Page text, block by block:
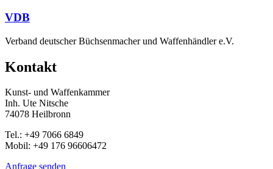
VDB
Verband deutscher Büchsenmacher und Waffenhändler e.V.
Kontakt
Kunst- und Waffenkammer
Inh. Ute Nitsche
74078 Heilbronn
Tel.: +49 7066 6849
Mobil: +49 176 96606472
Anfrage senden